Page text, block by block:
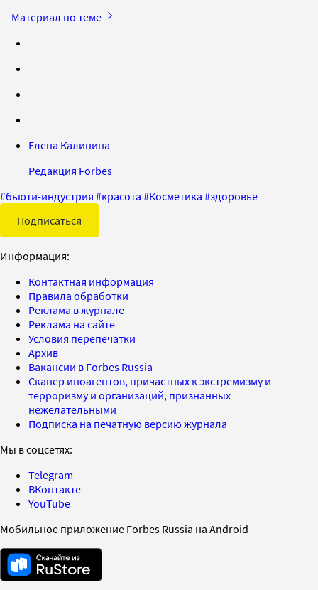
Материал по теме
Елена Калинина
Редакция Forbes
#бьюти-индустрия #красота #Косметика #здоровье
Подписаться
Информация:
Контактная информация
Правила обработки
Реклама в журнале
Реклама на сайте
Условия перепечатки
Архив
Вакансии в Forbes Russia
Сканер иноагентов, причастных к экстремизму и
терроризму и организаций, признанных
нежелательными
Подписка на печатную версию журнала
Мы в соцсетях:
Telegram
ВКонтакте
YouTube
Мобильное приложение Forbes Russia на Android